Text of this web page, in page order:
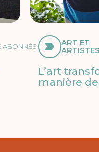
ABONNÉS ART ET
L’art
manière